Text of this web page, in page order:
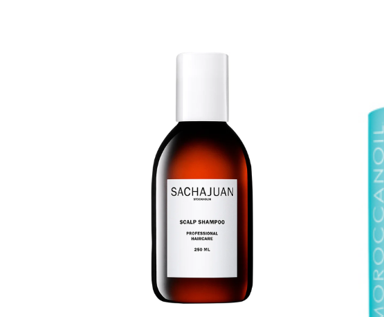
Varaa terveystarkastus
KATSO TARJOUS